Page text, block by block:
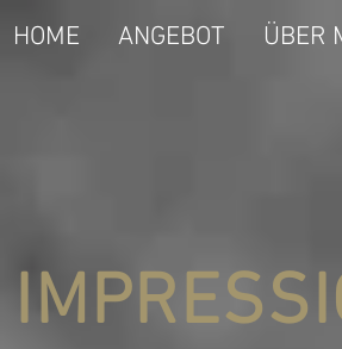
HOME ANGEBOT ÜBER